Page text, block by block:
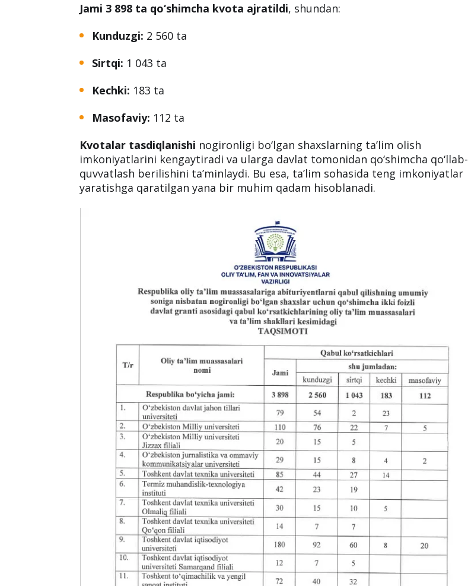
Jami 3 898 ta qo‘shimcha kvota ajratildi, shundan:
Kunduzgi: 2 560 ta
Sirtqi: 1 043 ta
Kechki: 183 ta
Masofaviy: 112 ta
Kvotalar tasdiqlanishi nogironligi bo‘lgan shaxslarning ta’lim olish
imkoniyatlarini kengaytiradi va ularga davlat tomonidan qo‘shimcha qo‘llab-
quvvatlash berilishini ta’minlaydi. Bu esa, ta’lim sohasida teng imkoniyatlar
yaratishga qaratilgan yana bir muhim qadam hisoblanadi.